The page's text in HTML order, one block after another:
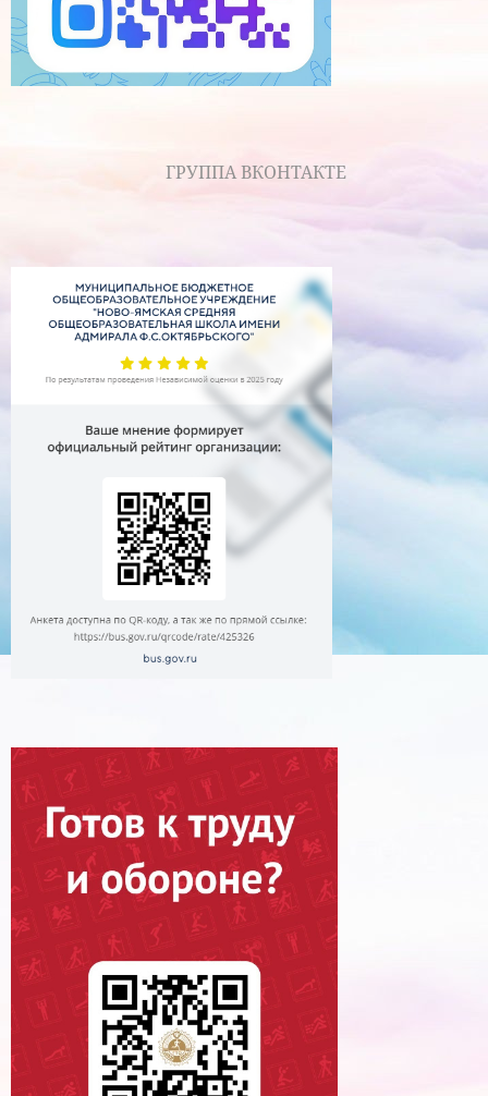
ГРУППА ВКОНТАКТЕ